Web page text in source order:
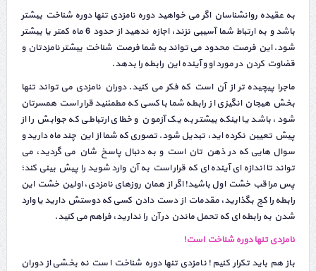
به عقیده روانشناسان اگر می خواهید دوره نامزدی تنها دوره شناخت بیشتر
باشد و به ارتباط شما آسیبی نزند، اجازه ندهید از حدود 6 ماه کمتر یا بیشتر
شود. این فرصت محدود می تواند به شما فرصت شناخت بیشتر نامزدتان و
قضاوت کردن در مورد او و آینده این رابطه را بدهد.
ماجرا پیچیده تر از آن است که فکر می کنید. دوران نامزدی می تواند تنها
بخش هیجان انگیزی از رابطه شما با کسی که مطمئنید قرار است همسرتان
شود، باشد یا اینکه بیشتر به یک آزمون و خطای ارتباطی که جوابش را از
پیش تعیین نکرده اید، تبدیل شود. تصوری که شما از این چند ماه دارید و
سوال هایی که در ذهن تان است و به دنبال پاسخ شان می گردید، می
تواند تا اندازه ای آینده ای که قرار است به آن وارد شوید را پیش بینی کند؛
پس مراقب خشت اول باشید! اگر از همان روزهای نامزدی، اولین خشت این
رابطه را کج بگذارید، مقدمات از دست دادن کسی که دوستش دارید یا وارد
شدن به رابطه ای که تحمل ماندن در آن را ندارید، فراهم می کنید.
نامزدی تنها دوره شناخت است!
باز هم باید تکرار کنیم ! نامزدی تنها دوره شناخت است نه بخشی از دوران